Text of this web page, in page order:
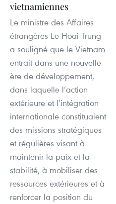
vietnamiennes
Le ministre des Affaires
étrangères Le Hoai Trung
a souligné que le Vietnam
entrait dans une nouvelle
ère de développement,
dans laquelle l’action
extérieure et l’intégration
internationale constituaient
des missions stratégiques
et régulières visant à
maintenir la paix et la
stabilité, à mobiliser des
ressources extérieures et à
renforcer la position du